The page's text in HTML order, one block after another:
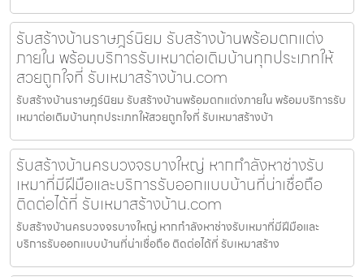
รับสร้างบ้านราษฎร์นิยม รับสร้างบ้านพร้อมตกแต่ง
ภายใน พร้อมบริการรับเหมาต่อเติมบ้านทุกประเภทให้
สวยถูกใจที่ รับเหมาสร้างบ้าน.com
รับสร้างบ้านราษฎร์นิยม รับสร้างบ้านพร้อมตกแต่งภายใน พร้อมบริการรับ
เหมาต่อเติมบ้านทุกประเภทให้สวยถูกใจที่ รับเหมาสร้างบ้า
รับสร้างบ้านครบวงจรบางใหญ่ หากกำลังหาช่างรับ
เหมาที่มีฝีมือและบริการรับออกแบบบ้านที่น่าเชื่อถือ
ติดต่อได้ที่ รับเหมาสร้างบ้าน.com
รับสร้างบ้านครบวงจรบางใหญ่ หากกำลังหาช่างรับเหมาที่มีฝีมือและ
บริการรับออกแบบบ้านที่น่าเชื่อถือ ติดต่อได้ที่ รับเหมาสร้าง